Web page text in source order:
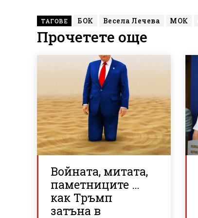
ТАГОВЕ БОК Весела Лечева МОК
Прочетете още
Войната, митата,
паметниците …
как Тръмп
затъна в